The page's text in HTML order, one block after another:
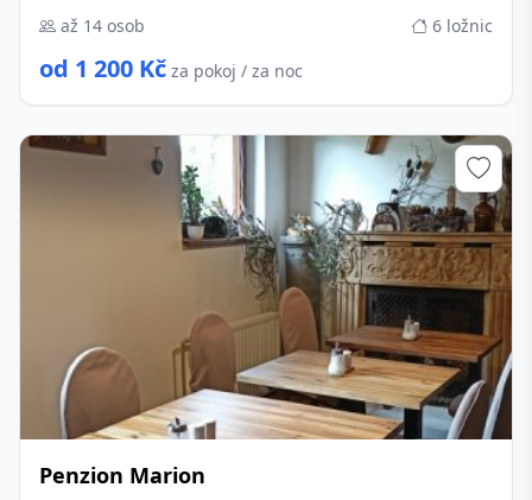
až 14 osob
6 ložnic
od 1 200 Kč za pokoj / za noc
Penzion Marion